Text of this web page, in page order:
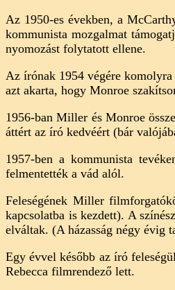
Az 1950-es években, a
kommunista mozgalmat
nyomozást folytatott ellene.
Az írónak 1954 végére
azt akarta, hogy Monroe
1956-ban Miller és Monroe
áttért az író kedvéért (bár
1957-ben a kommunista
felmentették a vád alól.
Feleségének Miller
kapcsolatba is kezdett). A
elváltak. (A házasság négy évig
Egy évvel később az író
Rebecca filmrendező lett.